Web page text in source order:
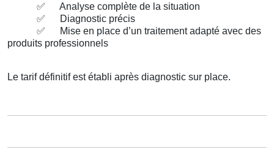
✅
Analyse complète de la situation
✅
Diagnostic précis
✅
Mise en place d’un traitement adapté avec des
produits professionnels
Le tarif définitif est établi après diagnostic sur place.